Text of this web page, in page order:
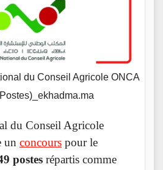
du Conseil Agricole ONCA
du Conseil Agricole
un concours pour le
postes répartis comme